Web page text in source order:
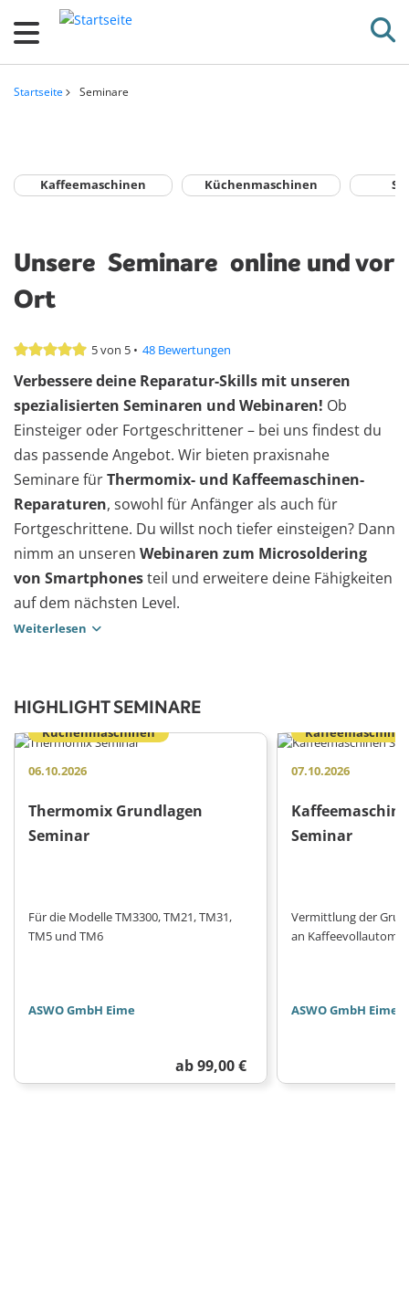
r
Startseite Seminare
Kaffeemaschinen Küchenmaschinen
Unsere Seminare online und vor
Ort
5 von 5 • 48 Bewertungen
Verbessere deine Reparatur-Skills mit unseren
spezialisierten Seminaren und Webinaren! Ob
Einsteiger oder Fortgeschrittener – bei uns findest du
das passende Angebot. Wir bieten praxisnahe
Seminare fürThermomix- und Kaffeemaschinen-
Reparaturen, sowohl für Anfänger als auch für
Fortgeschrittene. Du willst noch tiefer einsteigen? Dann
nimm an unseren Webinaren zum Microsoldering
von Smartphonesteil und erweitere deine Fähigkeiten
auf dem nächsten Level.
Weiterlesen
HIGHLIGHT SEMINARE
Küchenmaschinen
06.10.2026
Thermomix Grundlagen
Seminar
Für die Modelle TM3300, TM21, TM31,
TM5 und TM6
ASWO GmbH Eime
ab 99,00 €
07.10.2026
Seminar
Vermittlung der
an
ASWO GmbH Eime